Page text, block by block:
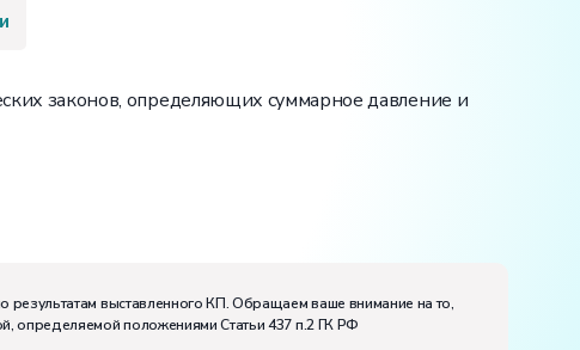
законов, определяющих суммарное давление и
выставленного КП. Обращаем ваше внимание на то,
определяемой положениями Статьи 437 п.2 ГК РФ